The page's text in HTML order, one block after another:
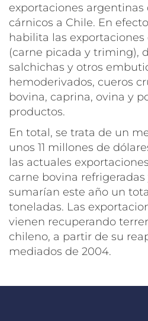
exportaciones argentinas
cárnicos a Chile. En
habilita las
(carne picada y triming),
salchichas y otros
hemoderivados, cueros
bovina, caprina, ovina y
productos.
En total, se trata de un
unos 11 millones de
las actuales
carne bovina
sumarían este año un
toneladas. Las
vienen recuperando
chileno, a partir de su
mediados de 2004.